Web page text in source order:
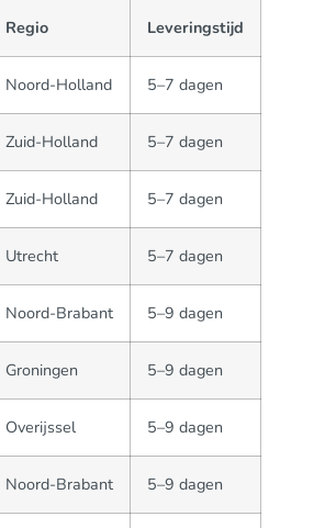
Regio Leveringstijd
Noord-Holland 5–7 dagen
Zuid-Holland 5–7 dagen
Zuid-Holland 5–7 dagen
Utrecht 5–7 dagen
Noord-Brabant 5–9 dagen
Groningen 5–9 dagen
Overijssel 5–9 dagen
Noord-Brabant 5–9 dagen